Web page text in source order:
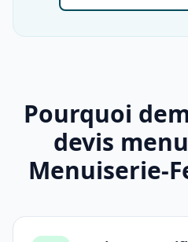
Pourquoi
devis
Menuiserie-